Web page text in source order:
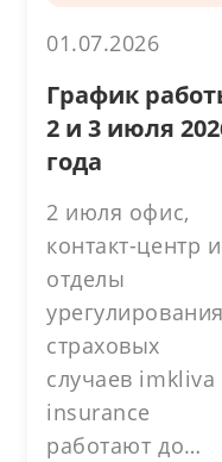
01.07.2026
График
2 и 3 июля
года
2 июля офис,
контакт-центр и
отделы
страховых
случаев imkliva
insurance
работают до